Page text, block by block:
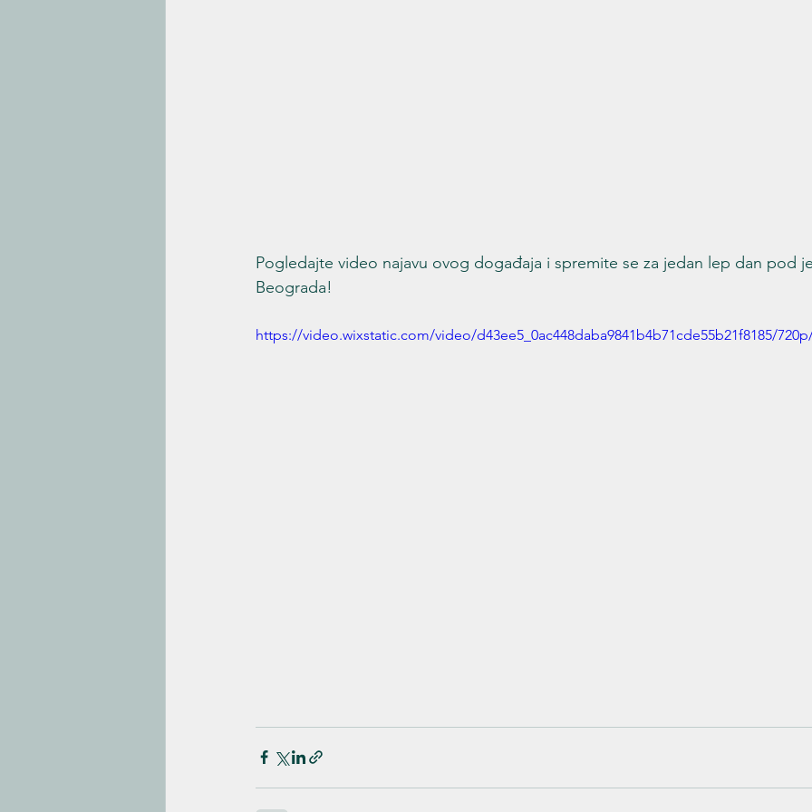
Pogledajte video najavu ovog događaja i spremite se za jedan lep dan pod
Beograda!
https://video.wixstatic.com/video/d43ee5_0ac448daba9841b4b71cde55b21f8185/